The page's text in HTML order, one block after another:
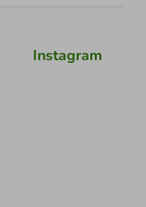
Instagram